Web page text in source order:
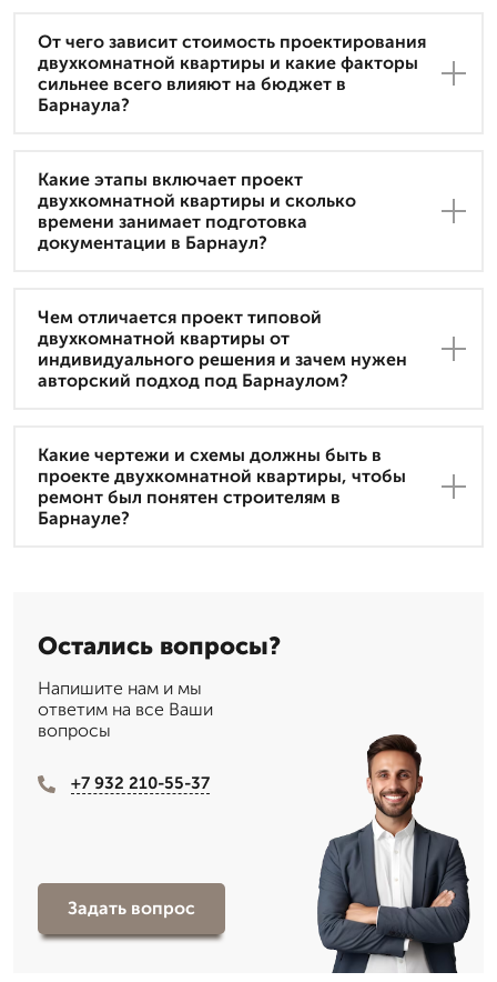
От чего зависит стоимость проектирования
двухкомнатной квартиры и какие факторы
сильнее всего влияют на бюджет в
Барнаула?
Какие этапы включает проект
двухкомнатной квартиры и сколько
времени занимает подготовка
документации в Барнаул?
Чем отличается проект типовой
двухкомнатной квартиры от
индивидуального решения и зачем нужен
авторский подход под Барнаулом?
Какие чертежи и схемы должны быть в
проекте двухкомнатной квартиры, чтобы
ремонт был понятен строителям в
Барнауле?
Остались вопросы?
Напишите нам и мы
ответим на все Ваши
вопросы
+7 932 210-55-37
Задать вопрос